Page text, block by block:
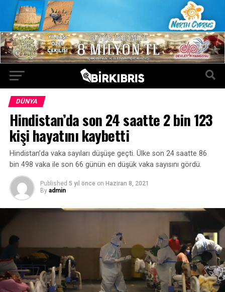
DÜNYA
Hindistan’da son 24 saatte 2 bin 123
kişi hayatını kaybetti
Hindistan’da vaka sayıları düşüşe geçti. Ülke son 24 saatte 86
bin 498 vaka ile son 66 günün en düşük vaka sayısını gördü.
Published 5 yıl önce on Haziran 8, 2021
By admin